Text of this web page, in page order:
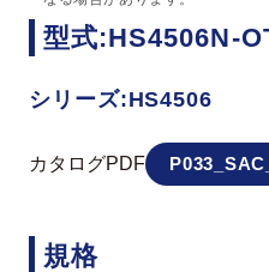
型式:HS4506N-
シリーズ:HS4506
カタログPDF
規格